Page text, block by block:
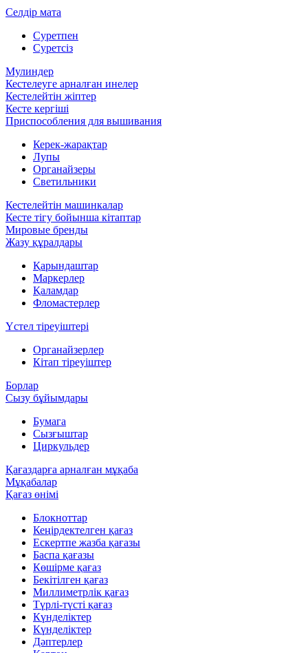
Селдір мата
Суретпен
Суретсіз
Мулиндер
Кестелеуге арналған инелер
Кестелейтін жіптер
Кесте кергіші
Приспособления для вышивания
Керек-жарақтар
Лупы
Органайзеры
Светильники
Кестелейтін машинкалар
Кесте тігу бойынша кітаптар
Мировые бренды
Жазу құралдары
Қарындаштар
Маркерлер
Қаламдар
Фломастерлер
Үстел тіреуіштері
Органайзерлер
Кітап тіреуіштер
Борлар
Сызу бұйымдары
Бумага
Сызғыштар
Циркульдер
Қағаздарға арналған мұқаба
Мұқабалар
Қағаз өнімі
Блокноттар
Кеңірдектелген қағаз
Ескертпе жазба қағазы
Баспа қағазы
Көшірме қағаз
Бекітілген қағаз
Миллиметрлік қағаз
Түрлі-түсті қағаз
Күнделіктер
Күнделіктер
Дәптерлер